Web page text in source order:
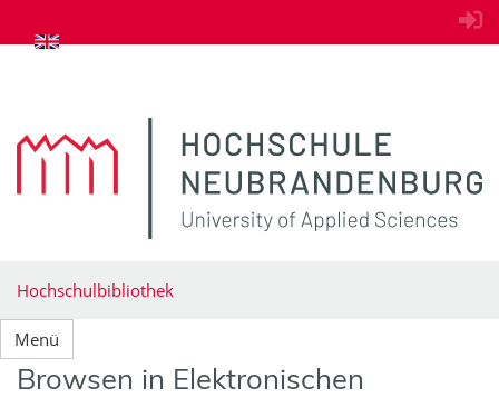
zum Inhalt springen
Hochschulbibliothek
Menü
Browsen in Elektronischen